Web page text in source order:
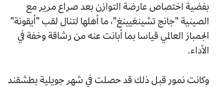
بفضية اختصاص عارضة التوازن بعد صراع مرير مع
الصينية "جانج تشينغيينغ"، ما أهلها لتنال لقب "أيقونة"
الجمباز العالمي قياسا بما أبانت عنه من رشاقة وخفة في
الأداء.
وكانت نمور قبل ذلك قد حصلت في شهر جويلية بطشقند